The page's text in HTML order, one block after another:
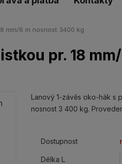
mm/6 m nosnost 3400 kg
pr. 18
Lanový 1-závěs oko-hák s
nosnost 3 400 kg.
Dostupnost
Délka L